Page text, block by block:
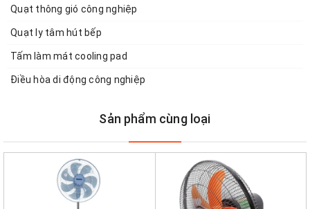
Quạt thông gió công nghiệp
Quạt ly tâm hút bếp
Tấm làm mát cooling pad
Điều hòa di động công nghiệp
Sản phẩm cùng loại